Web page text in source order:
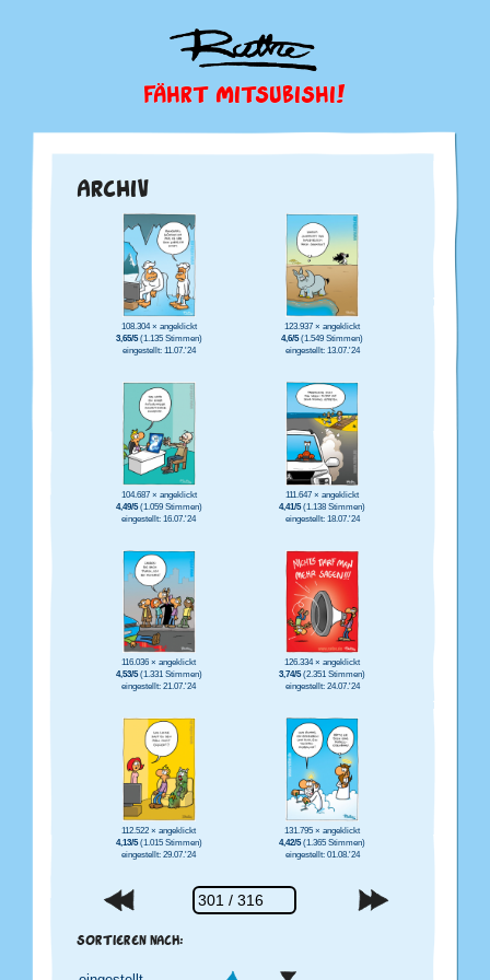
FÄHRT MITSUBISHI!
ARCHIV
108.304 × angeklickt
3,65/5(1.135 Stimmen)
eingestellt: 11.07.'24
123.937 × angeklickt
4,6/5(1.549 Stimmen)
eingestellt: 13.07.'24
104.687 × angeklickt
4,49/5(1.059 Stimmen)
eingestellt: 16.07.'24
111.647 × angeklickt
4,41/5(1.138 Stimmen)
eingestellt: 18.07.'24
116.036 × angeklickt
4,53/5(1.331 Stimmen)
eingestellt: 21.07.'24
126.334 × angeklickt
3,74/5(2.351 Stimmen)
eingestellt: 24.07.'24
112.522 × angeklickt
4,13/5(1.015 Stimmen)
eingestellt: 29.07.'24
131.795 × angeklickt
4,42/5(1.365 Stimmen)
eingestellt: 01.08.'24
SORTIEREN NACH: